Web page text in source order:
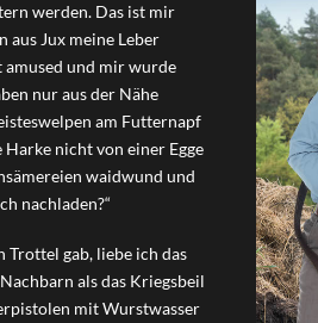
werden. Das ist mir
aus Jux meine Leber
amused und mir wurde
nur aus der Nähe
am Futternapf
nicht von einer Egge
waidwund und
nachladen?“
gab, liebe ich das
als das Kriegsbeil
mit Wurstwasser